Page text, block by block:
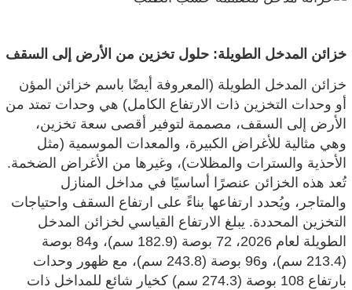
خزائن المدخل الطويلة: حلول تخزين من الأرض إلى السقف
خزائن المدخل الطويلة (المعروفة أيضًا باسم خزائن المؤن
أو وحدات التخزين ذات الارتفاع الكامل) هي وحدات تمتد من
الأرض إلى السقف، مصممة لتوفير أقصى سعة تخزين،
وهي مثالية للأغراض الكبيرة، والمعدات الموسمية (مثل
الأحذية والسترات والمظلات)، وغيرها من الأغراض الضخمة.
تُعد هذه الخزائن عنصرًا أساسيًا في مداخل المنازل
والمتاجر، ويُحدد ارتفاعها بناءً على ارتفاع السقف واحتياجات
التخزين المحددة. يبلغ الارتفاع القياسي لخزائن المدخل
الطويلة لعام 2026، 72 بوصة (182.9 سم)، و84 بوصة
(213.4 سم)، و96 بوصة (243.8 سم)، مع ظهور وحدات
بارتفاع 108 بوصة (274.3 سم) كخيار شائع للمداخل ذات